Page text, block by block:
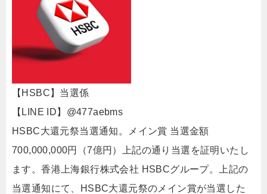
【HSBC】当選係
【LINE ID】@477aebms
HSBC大還元祭当選通知。メイン賞 当選金額
700,000,000円（7億円）上記の通り当選を証明いたし
ます。香港上海銀行株式会社 HSBCグループ。上記の
当選通知にて、HSBC大還元祭のメイン賞が当選した